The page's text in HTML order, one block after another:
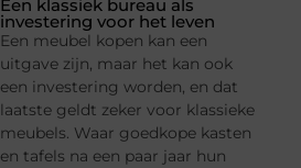
Een klassiek bureau als
investering voor het leven
Een meubel kopen kan een
uitgave zijn, maar het kan ook
een investering worden, en dat
laatste geldt zeker voor klassieke
meubels. Waar goedkope kasten
en tafels na een paar jaar hun